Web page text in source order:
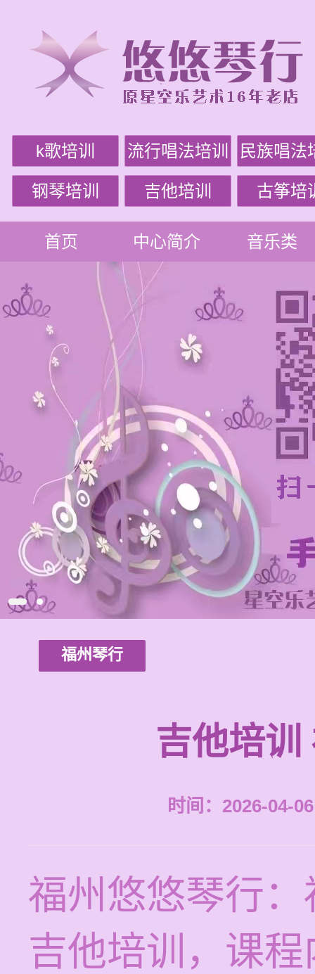
k歌培训 流行唱法培训 民族唱法
钢琴培训 吉他培训 古筝培
首页 中心简介 音乐类
福州琴行
吉他培训
时间：2026-04-
福州悠悠琴行
吉他培训，课